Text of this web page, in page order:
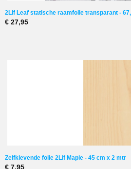
2Lif Leaf statische raamfolie transparant -
€ 27,95
Zelfklevende folie 2Lif Maple - 45 cm x 2 mtr
€ 7,95